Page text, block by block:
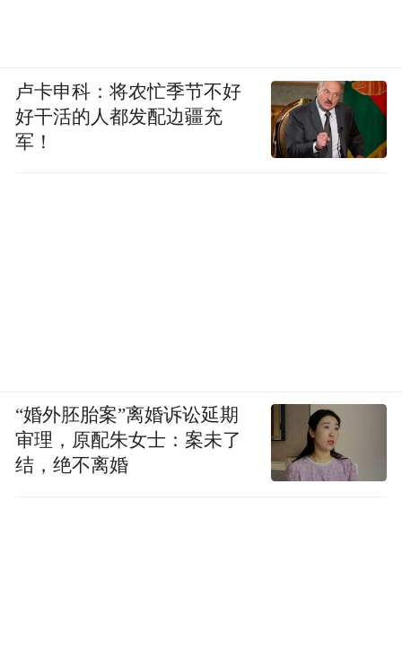
卢卡申科：将农忙季节不好
好干活的人都发配边疆充
军！
“婚外胚胎案”离婚诉讼延期
审理，原配朱女士：案未了
结，绝不离婚